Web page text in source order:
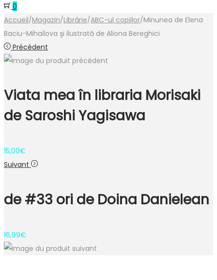
0
Accueil/Magazin/Librărie/ABC-ul copiilor/Minunea de Elena
Baciu-Mihailova şi ilustrată de Aliona Bereghici
Précédent
Viata mea în libraria Morisaki
de Saroshi Yagisawa
15,00€
Suivant
de #33 ori de Doina Danielean
16,99€